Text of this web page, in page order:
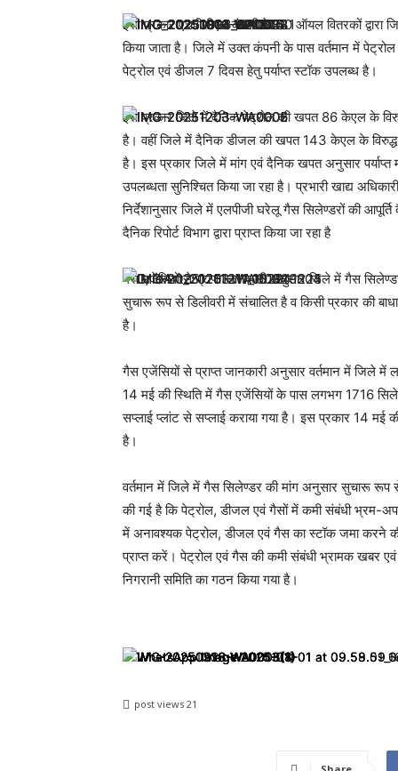
इसी प्रकार एचपीसीएल कंपनी के 40 ऑयल वितरकों
किया जाता है। जिले में उक्त कंपनी के पास वर्तमान में
पेट्रोल एवं डीजल 7 दिवस हेतु पर्याप्त स्टॉक उपलब्ध है।
इस प्रकार जिले में दैनिक पेट्रोल की खपत 86 केएल के
है। वहीं जिले में दैनिक डीजल की खपत 143 केएल के
है। इस प्रकार जिले में मांग एवं दैनिक खपत अनुसार
उपलब्धता सुनिश्चित किया जा रहा है। प्रभारी खाद्य
निर्देशानुसार जिले में एलपीजी घरेलू गैस सिलेण्डरों की
दैनिक रिपोर्ट विभाग द्वारा प्राप्त किया जा रहा है
गैस एजेंसियों से प्राप्त जानकारी अनुसार जिले में गैस
सुचारू रूप से डिलीवरी में संचालित है व किसी प्रकार की
है।
गैस एजेंसियों से प्राप्त जानकारी अनुसार वर्तमान में जिले
14 मई की स्थिति में गैस एजेंसियों के पास लगभग 1716
सप्लाई प्लांट से सप्लाई कराया गया है। इस प्रकार 14
है।
वर्तमान में जिले में गैस सिलेण्डर की मांग अनुसार सुचारू रूप से
की गई है कि पेट्रोल, डीजल एवं गैसों में कमी संबंधी भ्रम-
में अनावश्यक पेट्रोल, डीजल एवं गैस का स्टॉक जमा करने
प्राप्त करें। पेट्रोल एवं गैस की कमी संबंधी भ्रामक खबर एवं
निगरानी समिति का गठन किया गया है।
post views 21